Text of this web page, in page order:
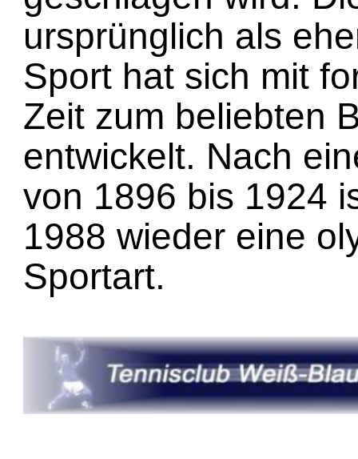
ursprünglich als
Sport hat sich mit
Zeit zum beliebten
entwickelt. Nach
von 1896 bis 1924
1988 wieder eine
Sportart.